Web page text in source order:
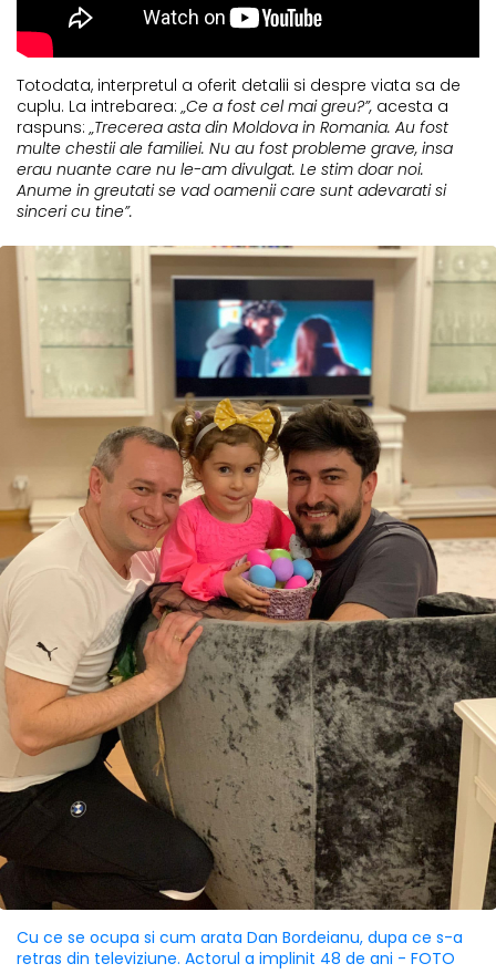
Totodata, interpretul a oferit detalii si despre viata sa de
cuplu. La intrebarea: „Ce a fost cel mai greu?”, acesta a
raspuns: „Trecerea asta din Moldova in Romania. Au fost
multe chestii ale familiei. Nu au fost probleme grave, insa
erau nuante care nu le-am divulgat. Le stim doar noi.
Anume in greutati se vad oamenii care sunt adevarati si
sinceri cu tine”.
Cu ce se ocupa si cum arata Dan Bordeianu, dupa ce s-a
retras din televiziune. Actorul a implinit 48 de ani - FOTO